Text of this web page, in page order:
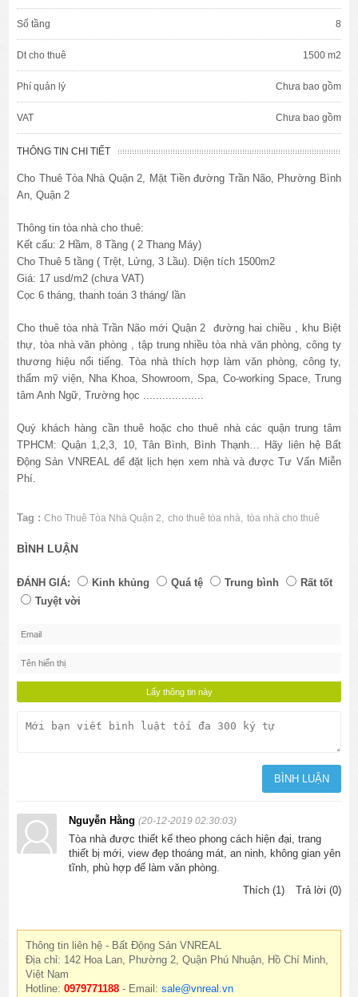
Số tầng 8
Dt cho thuê 1500 m2
Phí quản lý Chưa bao gồm
VAT Chưa bao gồm
THÔNG TIN CHI TIẾT
Cho Thuê Tòa Nhà Quận 2, Mặt Tiền đường Trần Não, Phường Bình
An, Quận 2
Thông tin tòa nhà cho thuê:
Kết cấu: 2 Hầm, 8 Tầng ( 2 Thang Máy)
Cho Thuê 5 tầng ( Trệt, Lửng, 3 Lầu). Diện tích 1500m2
Giá: 17 usd/m2 (chưa VAT)
Cọc 6 tháng, thanh toán 3 tháng/ lần
Cho thuê tòa nhà Trần Não mới Quận 2 đường hai chiều , khu Biệt
thự, tòa nhà văn phòng , tập trung nhiều tòa nhà văn phòng, công ty
thương hiệu nổi tiếng. Tòa nhà thích hợp làm văn phòng, công ty,
thẩm mỹ viện, Nha Khoa, Showroom, Spa, Co-working Space, Trung
tâm Anh Ngữ, Trường học ...................
Quý khách hàng cần thuê hoặc cho thuê nhà các quận trung tâm
TPHCM: Quận 1,2,3, 10, Tân Bình, Bình Thạnh… Hãy liên hệ Bất
Động Sản VNREAL để đặt lịch hẹn xem nhà và được Tư Vấn Miễn
Phí.
Tag : Cho Thuê Tòa Nhà Quận 2,cho thuê tòa nhà,tòa nhà cho thuê
BÌNH LUẬN
ĐÁNH GIÁ: Kinh khủng Quá tệ Trung bình
Rất tốt
Tuyệt vời
Nguyễn Hằng(20-12-2019 02:30:03)
Tòa nhà được thiết kế theo phong cách hiện đại, trang
thiết bị mới, view đẹp thoáng mát, an ninh, không gian yên
tĩnh, phù hợp để làm văn phòng.
Thích (1)
Trả lời (0)
Thông tin liên hệ - Bất Động Sản VNREAL
Địa chỉ: 142 Hoa Lan, Phường 2, Quận Phú Nhuận, Hồ Chí Minh,
Việt Nam
Hotline:0979771188 - Email:sale@vnreal.vn